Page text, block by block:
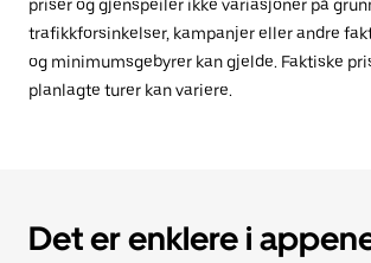
priser og gjenspeiler ikke variasjoner på
trafikkforsinkelser, kampanjer eller andre
og minimumsgebyrer kan gjelde. Faktiske
planlagte turer kan variere.
Det er enklere i